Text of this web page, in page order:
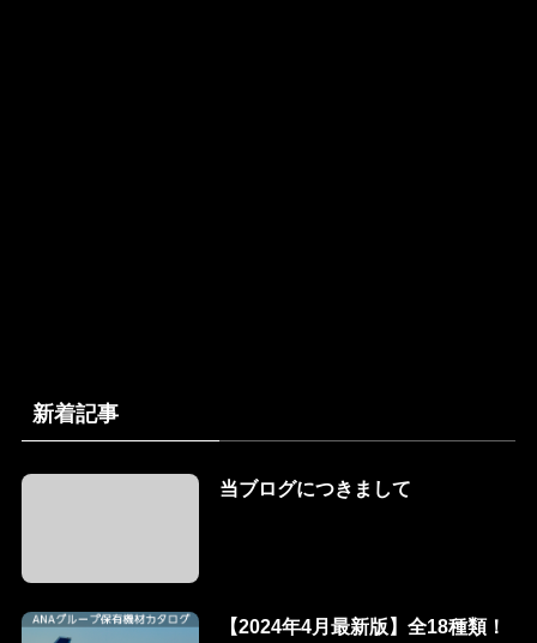
新着記事
当ブログにつきまして
【2024年4月最新版】全18種類！